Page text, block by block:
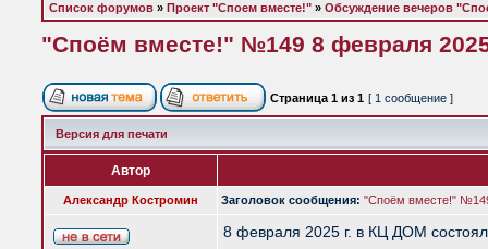
Список форумов » Проект "Споем вместе!" » Обсуждение вечеров
"Споём вместе!" №149 8 февраля
Страница 1 из 1 [ 1 сообщение ]
Версия для печати
Автор
Александр Костромин Заголовок сообщения: "Споём вместе!"
8 февраля 2025 г. в КЦ ДОМ